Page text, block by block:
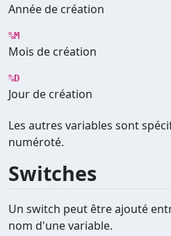
Année de création
%M
Mois de création
%D
Jour de création
Les autres variables sont
numéroté.
Switches
Un switch peut être ajouté
nom d'une variable.